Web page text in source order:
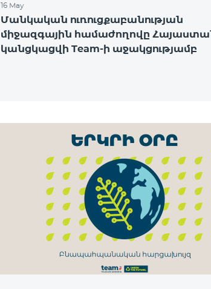
16 May
Մանկական ուռուցքաբանության
միջազգային համաժողովը
կանցկացվի Team-ի աջակցությամբ